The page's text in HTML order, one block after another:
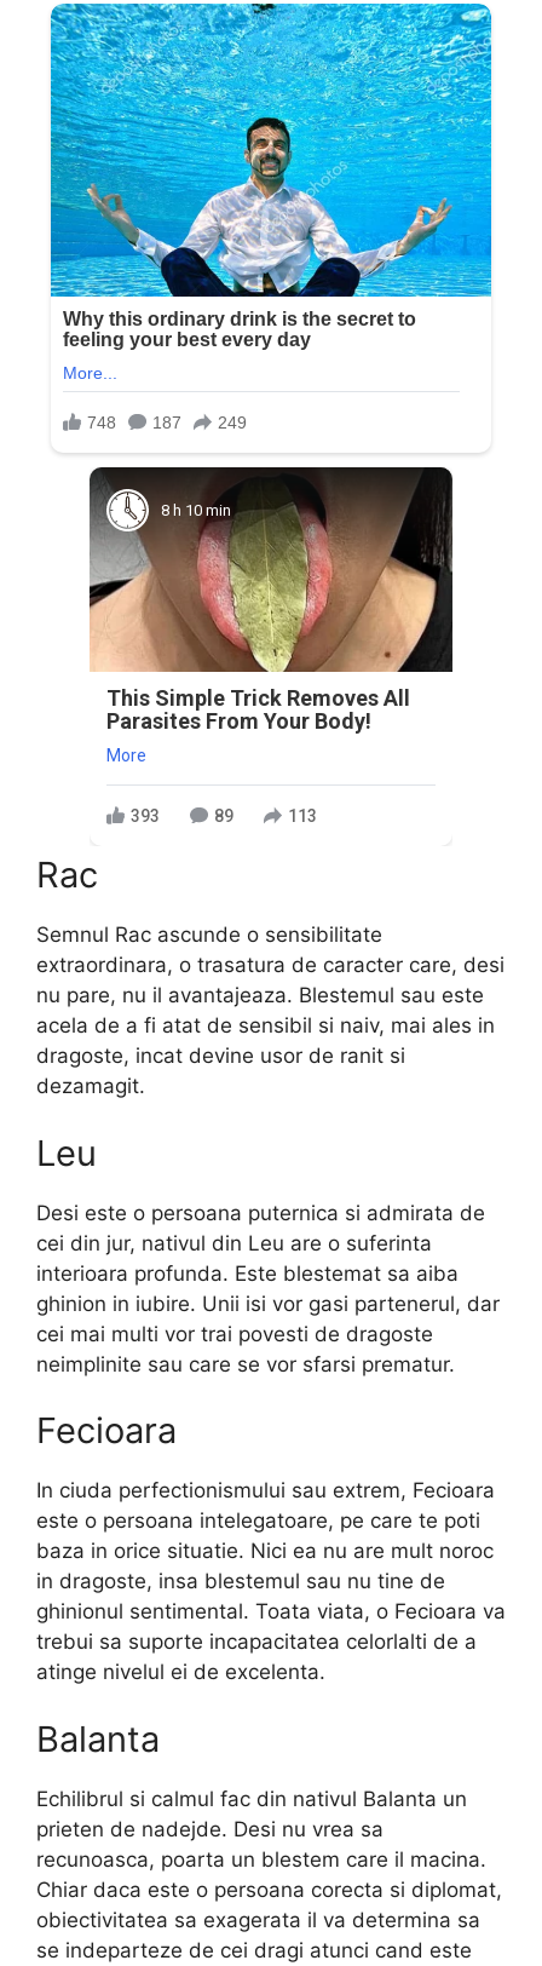
8 h 10 min
This Simple Trick Removes All
Parasites From Your Body!
More
393 89 113
Rac
Semnul Rac ascunde o sensibilitate
extraordinara, o trasatura de caracter care, desi
nu pare, nu il avantajeaza. Blestemul sau este
acela de a fi atat de sensibil si naiv, mai ales in
dragoste, incat devine usor de ranit si
dezamagit.
Leu
Desi este o persoana puternica si admirata de
cei din jur, nativul din Leu are o suferinta
interioara profunda. Este blestemat sa aiba
ghinion in iubire. Unii isi vor gasi partenerul, dar
cei mai multi vor trai povesti de dragoste
neimplinite sau care se vor sfarsi prematur.
Fecioara
In ciuda perfectionismului sau extrem, Fecioara
este o persoana intelegatoare, pe care te poti
baza in orice situatie. Nici ea nu are mult noroc
in dragoste, insa blestemul sau nu tine de
ghinionul sentimental. Toata viata, o Fecioara va
trebui sa suporte incapacitatea celorlalti de a
atinge nivelul ei de excelenta.
Balanta
Echilibrul si calmul fac din nativul Balanta un
prieten de nadejde. Desi nu vrea sa
recunoasca, poarta un blestem care il macina.
Chiar daca este o persoana corecta si diplomat,
obiectivitatea sa exagerata il va determina sa
se indeparteze de cei dragi atunci cand este